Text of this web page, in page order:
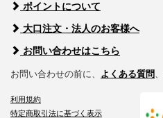
ポイントについて
大口注文・法人のお客様へ
お問い合わせはこちら
お問い合わせの前に、 よくある質問
利用規約
特定商取引法に基づく表示